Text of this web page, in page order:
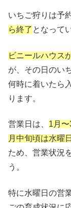
いちご狩りは予
ら終了 となって
ビニールハウス
が、その日のい
何時に着いたら
ります。
営業日は、 1月
月中旬頃は水曜
ため、営業状況
う。
特に水曜日の営